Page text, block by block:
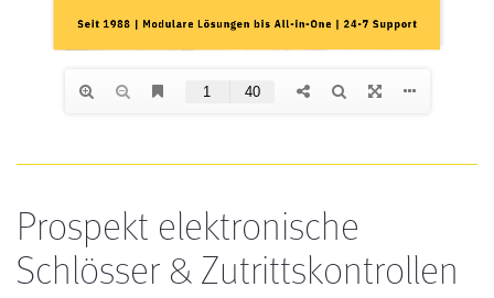
Prospekt elektronische
Schlösser & Zutrittskontrollen